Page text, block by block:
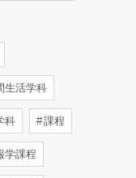
生活学科
科 課程
学課程